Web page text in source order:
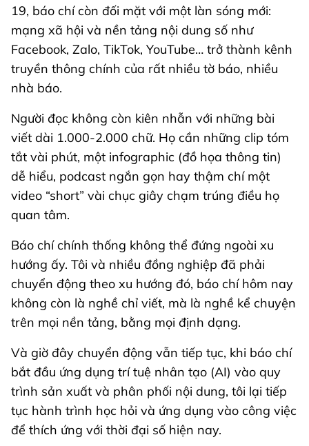
19, báo chí còn đối mặt với một làn sóng mới:
mạng xã hội và nền tảng nội dung số như
Facebook, Zalo, TikTok, YouTube… trở thành kênh
truyền thông chính của rất nhiều tờ báo, nhiều
nhà báo.
Người đọc không còn kiên nhẫn với những bài
viết dài 1.000-2.000 chữ. Họ cần những clip tóm
tắt vài phút, một infographic (đồ họa thông tin)
dễ hiểu, podcast ngắn gọn hay thậm chí một
video “short” vài chục giây chạm trúng điều họ
quan tâm.
Báo chí chính thống không thể đứng ngoài xu
hướng ấy. Tôi và nhiều đồng nghiệp đã phải
chuyển động theo xu hướng đó, báo chí hôm nay
không còn là nghề chỉ viết, mà là nghề kể chuyện
trên mọi nền tảng, bằng mọi định dạng.
Và giờ đây chuyển động vẫn tiếp tục, khi báo chí
bắt đầu ứng dụng trí tuệ nhân tạo (AI) vào quy
trình sản xuất và phân phối nội dung, tôi lại tiếp
tục hành trình học hỏi và ứng dụng vào công việc
để thích ứng với thời đại số hiện nay.